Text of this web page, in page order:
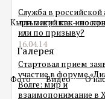
Кыргызский как
Галерея
Фото Видео О нас
Служба в
для мигранта – по
или по призыву?
16.04.14
Стартовал прием
участие в форуме
Волге: мир и
взаимопонимание в